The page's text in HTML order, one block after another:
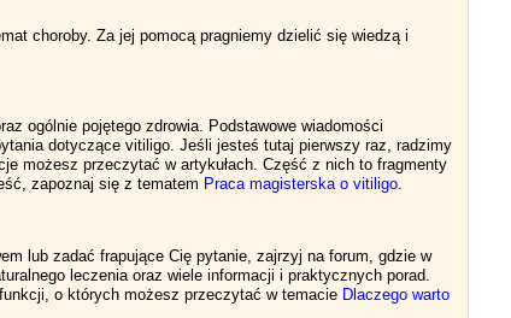
choroby. Za jej pomocą pragniemy dzielić się wiedzą i
ogólnie pojętego zdrowia. Podstawowe wiadomości
dotyczące vitiligo. Jeśli jesteś tutaj pierwszy raz, radzimy
możesz przeczytać w artykułach. Część z nich to fragmenty
zapoznaj się z tematem Praca magisterska o vitiligo.
lub zadać frapujące Cię pytanie, zajrzyj na forum, gdzie w
leczenia oraz wiele informacji i praktycznych porad.
o których możesz przeczytać w temacie Dlaczego warto